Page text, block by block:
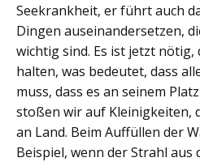
Seekrankheit, er führt auch
Dingen auseinandersetzen,
wichtig sind. Es ist jetzt nötig,
halten, was bedeutet, dass
muss, dass es an seinem
stoßen wir auf Kleinigkeiten,
an Land. Beim Auffüllen der
Beispiel, wenn der Strahl aus